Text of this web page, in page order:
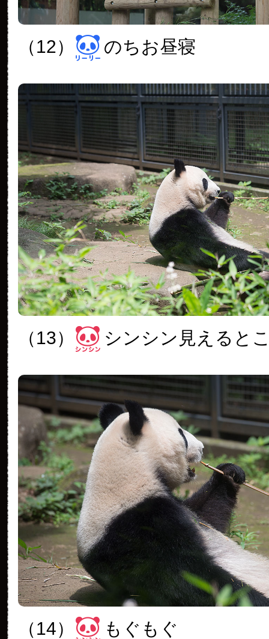
（12） のちお昼寝
（13） シンシン見えると
（14） もぐもぐ